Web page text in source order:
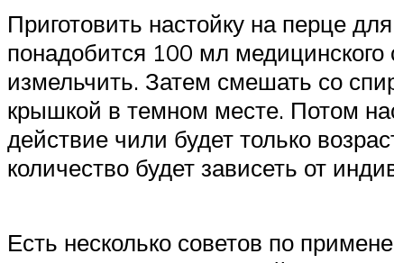
Приготовить настойку на перце
понадобится 100 мл
измельчить. Затем смешать со
крышкой в темном месте. Потом
действие чили будет только
количество будет зависеть от
Есть несколько советов по